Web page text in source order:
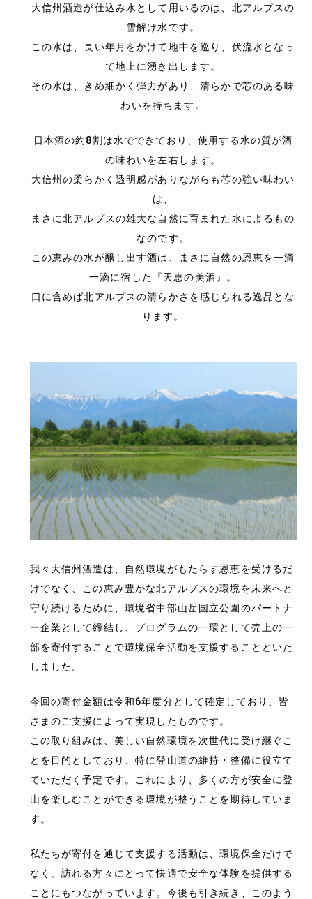
大信州酒造が仕込み水として用いるのは、北アルプスの
雪解け水です。
この水は、長い年月をかけて地中を巡り、伏流水となっ
て地上に湧き出します。
その水は、きめ細かく弾力があり、清らかで芯のある味
わいを持ちます。
日本酒の約8割は水でできており、使用する水の質が酒
の味わいを左右します。
大信州の柔らかく透明感がありながらも芯の強い味わい
は、
まさに北アルプスの雄大な自然に育まれた水によるもの
なのです。
この恵みの水が醸し出す酒は、まさに自然の恩恵を一滴
一滴に宿した『天恵の美酒』。
口に含めば北アルプスの清らかさを感じられる逸品とな
ります。
我々大信州酒造は、自然環境がもたらす恩恵を受けるだ
けでなく、この恵み豊かな北アルプスの環境を未来へと
守り続けるために、環境省中部山岳国立公園のパートナ
ー企業として締結し、プログラムの一環として売上の一
部を寄付することで環境保全活動を支援することといた
しました。
今回の寄付金額は令和6年度分として確定しており、皆
さまのご支援によって実現したものです。
この取り組みは、美しい自然環境を次世代に受け継ぐこ
とを目的としており、特に登山道の維持・整備に役立て
ていただく予定です。これにより、多くの方が安全に登
山を楽しむことができる環境が整うことを期待していま
す。
私たちが寄付を通じて支援する活動は、環境保全だけで
なく、訪れる方々にとって快適で安全な体験を提供する
ことにもつながっています。今後も引き続き、このよう